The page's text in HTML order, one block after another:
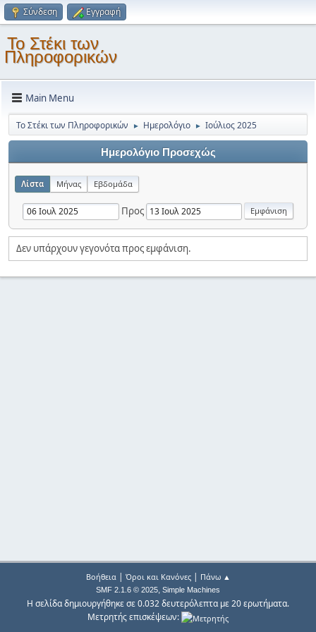
Σύνδεση Εγγραφή
Το Στέκι των
Πληροφορικών
Main Menu
Το Στέκι των Πληροφορικών ► Ημερολόγιο ► Ιούλιος 2025
Ημερολόγιο Προσεχώς
Λίστα Μήνας Εβδομάδα
Προς
Δεν υπάρχουν γεγονότα προς εμφάνιση.
Βοήθεια| Όροι και Κανόνες| Πάνω ▲
SMF 2.1.6 © 2025, Simple Machines
Η σελίδα δημιουργήθηκε σε 0.032 δευτερόλεπτα με 20 ερωτήματα.
Μετρητής επισκέψεων: